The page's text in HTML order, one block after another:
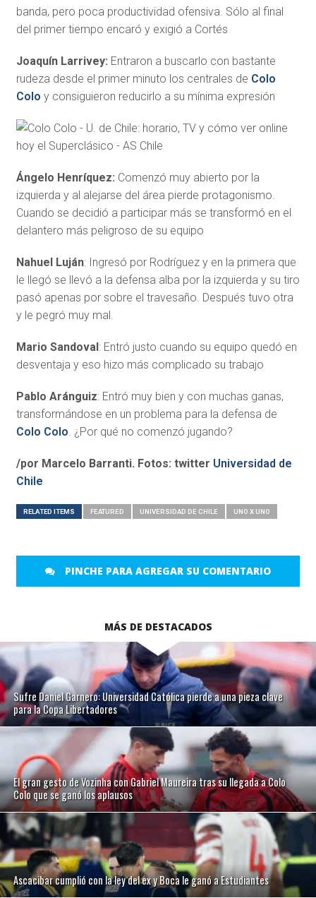
banda, pero poca productividad ofensiva. Sólo al final
del primer tiempo encaró y exigió a Cortés
Joaquín Larrivey: Entraron a buscarlo con bastante
rudeza desde el primer minuto los centrales de Colo
Colo y consiguieron reducirlo a su mínima expresión
Ángelo Henríquez: Comenzó muy abierto por la
izquierda y al alejarse del área pierde protagonismo.
Cuando se decidió a participar más se transformó en el
delantero más peligroso de su equipo
Nahuel Luján: Ingresó por Rodríguez y en la primera que
le llegó se llevó a la defensa alba por la izquierda y su tiro
pasó apenas por sobre el travesaño. Después tuvo otra
y le pegró muy mal.
Mario Sandoval: Entró justo cuando su equipo quedó en
desventaja y eso hizo más complicado su trabajo
Pablo Aránguiz: Entró muy bien y con muchas ganas,
transformándose en un problema para la defensa de
Colo Colo . ¿Por qué no comenzó jugando?
/por Marcelo Barranti. Fotos: twitter Universidad de
Chile
RELATED ITEMS FEATURED UNIVERSIDAD DE CHILE UNO X UNO
PINCHE PARA AGREGAR SU COMENTARIO
MÁS DE DESTACADOS
Sufre Daniel Garnero: Universidad Católica pierde a una pieza clave
para la Copa Libertadores
El gran gesto de Vozinha con Gabriel Maureira tras su llegada a Colo
Colo que se ganó los aplausos
Ascacibar cumplió con la ley del ex y Boca le ganó a Estudiantes